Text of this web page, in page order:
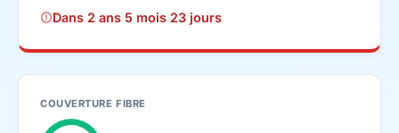
Dans 2 ans 5 mois 23 jours
COUVERTURE FIBRE